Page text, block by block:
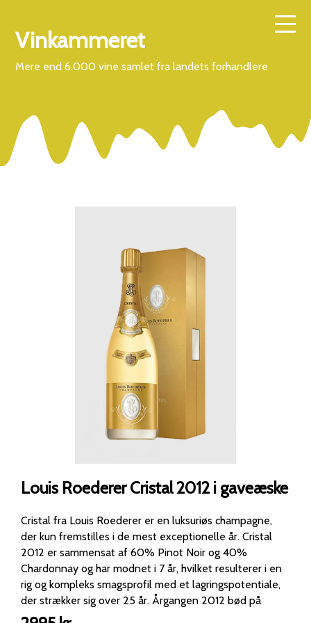
Vinkammeret
Mere end 6.000 vine samlet fra landets forhandlere
Louis Roederer Cristal 2012 i gaveæske
Cristal fra Louis Roederer er en luksuriøs champagne,
der kun fremstilles i de mest exceptionelle år. Cristal
2012 er sammensat af 60% Pinot Noir og 40%
Chardonnay og har modnet i 7 år, hvilket resulterer i en
rig og kompleks smagsprofil med et lagringspotentiale,
der strækker sig over 25 år. Årgangen 2012 bød på
ideelle vækstbetingelser med en kold vinter og rigeligt